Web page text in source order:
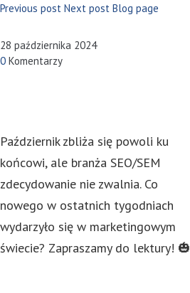
Previous post Next post Blog page
28 października 2024
0 Komentarzy
Październik zbliża się powoli ku
końcowi, ale branża SEO/SEM
zdecydowanie nie zwalnia. Co
nowego w ostatnich tygodniach
wydarzyło się w marketingowym
świecie? Zapraszamy do lektury! 🎃